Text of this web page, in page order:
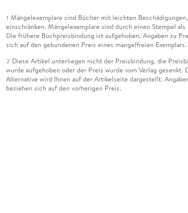
1 Mängelexemplare sind Bücher mit leichten
einschränken. Mängelexemplare sind durch einen Stempel
Die frühere Buchpreisbindung ist aufgehoben. Angaben zu
sich auf den gebundenen Preis eines mangelfreien Exemplars.
2 Diese Artikel unterliegen nicht der Preisbindung, die
wurde aufgehoben oder der Preis wurde vom Verlag
Alternative wird Ihnen auf der Artikelseite dargestellt.
beziehen sich auf den vorherigen Preis.